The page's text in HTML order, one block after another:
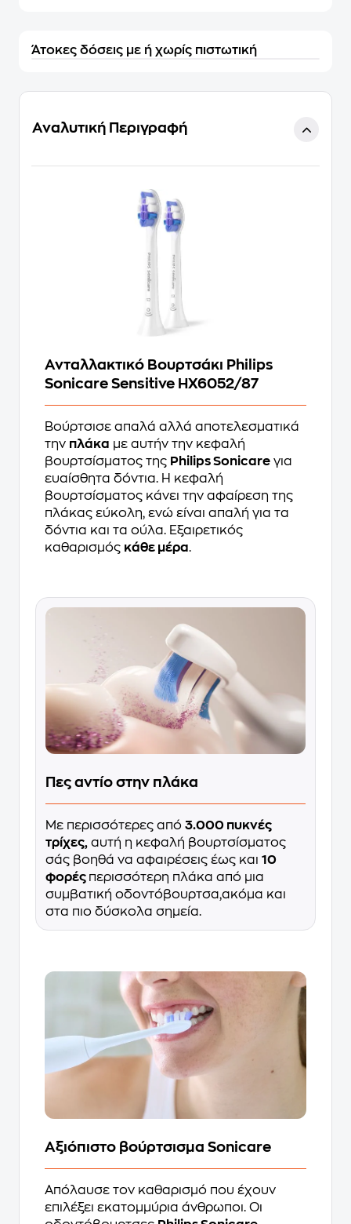
Άτοκες δόσεις με ή χωρίς πιστωτική
Αναλυτική Περιγραφή
Ανταλλακτικό Βουρτσάκι Philips
Sonicare Sensitive HX6052/87
Βούρτσισε απαλά αλλά αποτελεσματικά
την πλάκα με αυτήν την κεφαλή
βουρτσίσματος της Philips Sonicare για
ευαίσθητα δόντια. Η κεφαλή
βουρτσίσματος κάνει την αφαίρεση της
πλάκας εύκολη, ενώ είναι απαλή για τα
δόντια και τα ούλα. Εξαιρετικός
καθαρισμός κάθε μέρα.
Πες αντίο στην πλάκα
Με περισσότερες από 3.000 πυκνές
τρίχες, αυτή η κεφαλή βουρτσίσματος
σάς βοηθά να αφαιρέσεις έως και 10
φορές περισσότερη πλάκα από μια
συμβατική οδοντόβουρτσα,ακόμα και
στα πιο δύσκολα σημεία.
Αξιόπιστο βούρτσισμα Sonicare
Απόλαυσε τον καθαρισμό που έχουν
επιλέξει εκατομμύρια άνθρωποι. Οι